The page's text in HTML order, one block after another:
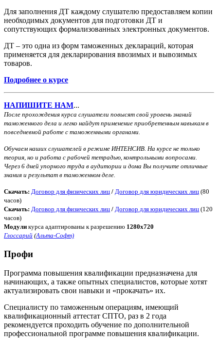
Для заполнения ДТ каждому слушателю предоставляем копии
необходимых документов для подготовки ДТ и
сопутствующих формализованных электронных документов.
ДТ – это одна из форм таможенных деклараций, которая
применяется для декларирования ввозимых и вывозимых
товаров.
Подробнее о курсе
НАПИШИТЕ НАМ...
После прохождения курса слушатели повысят свой уровень знаний
таможенного дела и легко найдут применение приобретенным навыкам в
повседневной работе с таможенными органами.
Обучаем наших слушателей в режиме ИНТЕНСИВ. На курсе не только
теория, но и работа с рабочей тетрадью, контрольными вопросами.
Через 6 дней упорного труда в аудитории и дома Вы получите отличные
знания и результат в таможенном деле.
Скачать: Договор для физических лиц / Договор для юридических лиц (80
часов)
Скачать: Договор для физических лиц / Договор для юридических лиц (120
часов)
Модули курса адаптированы к разрешению 1280x720
Глоссарий (Альта-Софт)
Профи
Программа повышения квалификации предназначена для
начинающих, а также опытных специалистов, которые хотят
актуализировать свои навыки и «прокачать» их.
Специалисту по таможенным операциям, имеющий
квалификационный аттестат СПТО, раз в 2 года
рекомендуется проходить обучение по дополнительной
профессиональной программе повышения квалификации.